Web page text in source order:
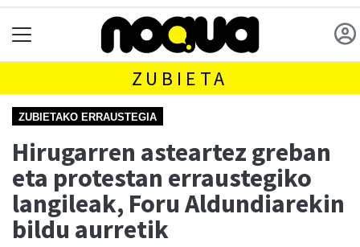
ZUBIETA
ZUBIETAKO ERRAUSTEGIA
Hirugarren asteartez greban
eta protestan erraustegiko
langileak, Foru Aldundiarekin
bildu aurretik